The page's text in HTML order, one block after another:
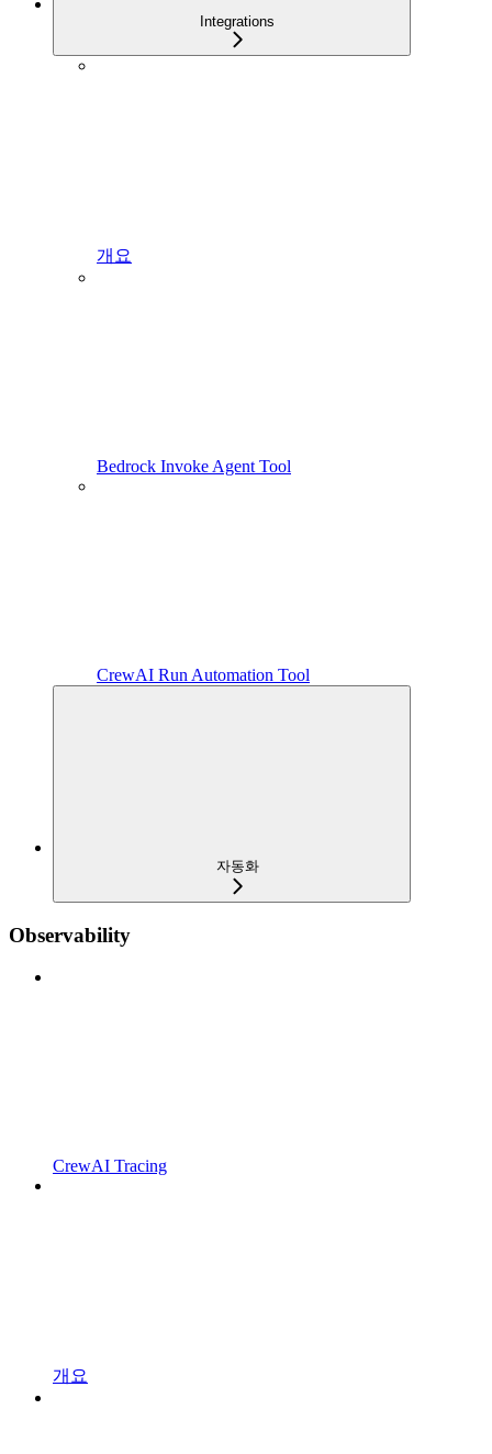
Integrations
개요
Bedrock Invoke Agent Tool
CrewAI Run Automation Tool
자동화
Observability
CrewAI Tracing
개요